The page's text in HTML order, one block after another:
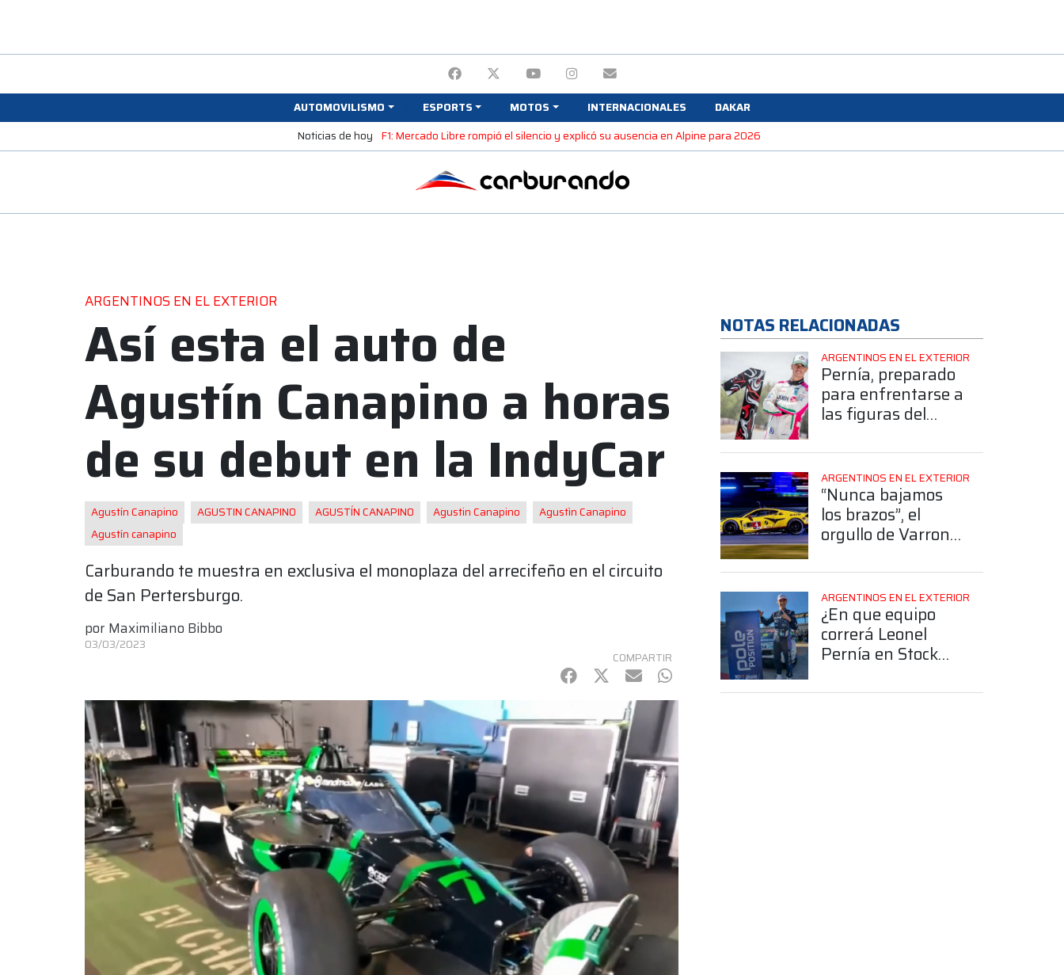
AUTOMOVILISMO ESPORTS MOTOS INTERNACIONALES
DAKAR
Noticias de hoy F1: Mercado Libre rompió el silencio y explicó su ausencia en Alpine para 2026
ARGENTINOS EN EL EXTERIOR
Así esta el auto de
Agustín Canapino a horas
de su debut en la IndyCar
Agustín Canapino AGUSTIN CANAPINO AGUSTÍN CANAPINO Agustin Canapino
Agustìn Canapino
Agustín canapino
Carburando te muestra en exclusiva el monoplaza del arrecifeño en el circuito
de San Pertersburgo.
por Maximiliano Bibbo
03/03/2023
COMPARTIR
Facebook
Twitter
mail WhatsApp
NOTAS RELACIONADAS
ARGENTINOS EN EL EXTERIOR
Pernía, preparado
para enfrentarse a
las figuras del
desafío más
grande mi carrera”
ARGENTINOS EN EL EXTERIOR
“Nunca bajamos
los brazos”, el
orgullo de Varrone
las 24 horas de
Daytona
ARGENTINOS EN EL EXTERIOR
¿En que equipo
correrá Leonel
Pernía en Stock